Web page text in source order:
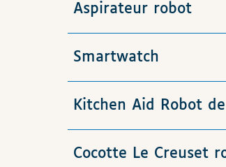
Aspirateur robot
Smartwatch
Kitchen Aid Robot
Cocotte Le Creuset